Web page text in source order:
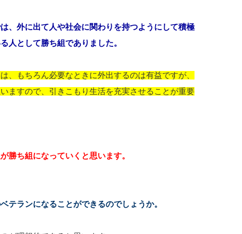
、外に出て人や社会に関わりを持つようにして積極
人として勝ち組でありました。
、もちろん必要なときに外出するのは有益ですが、
ますので、引きこもり生活を充実させることが重要
勝ち組になっていくと思います。
テランになることができるのでしょうか。